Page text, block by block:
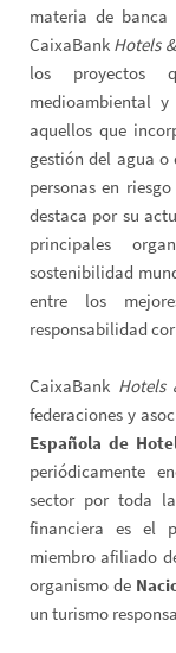
materia de banca
CaixaBank Hotels
los proyectos
medioambiental
aquellos que
gestión del agua
personas en
destaca por su
principales
sostenibilidad
entre los
responsabilidad
CaixaBank Hotels
federaciones y
Española de
periódicamente
sector por toda
financiera es el
miembro afiliado
organismo de
un turismo